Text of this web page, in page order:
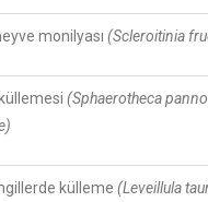
monilyası (Scleroitinia
(Sphaerotheca
külleme (Leveillula